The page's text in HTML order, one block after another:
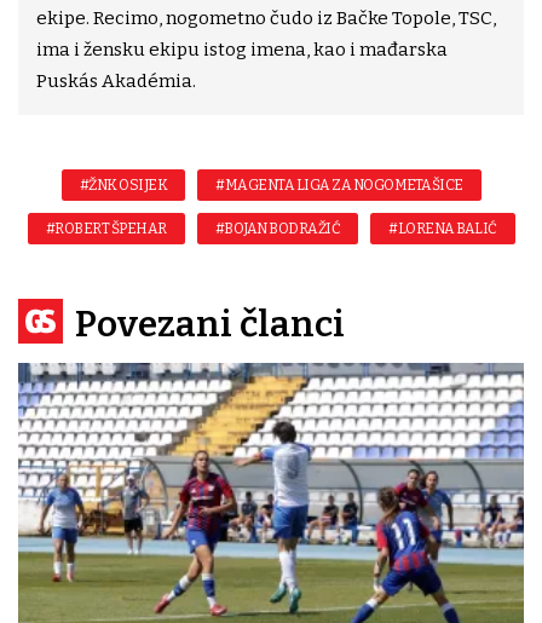
ekipe. Recimo, nogometno čudo iz Bačke Topole, TSC,
ima i žensku ekipu istog imena, kao i mađarska
Puskás Akadémia.
#ŽNK OSIJEK #MAGENTA LIGA ZA NOGOMETAŠICE
#ROBERT ŠPEHAR #BOJAN BODRAŽIĆ #LORENA BALIĆ
Povezani članci